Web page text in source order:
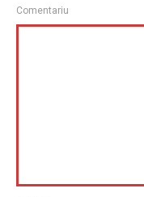
Comentariu